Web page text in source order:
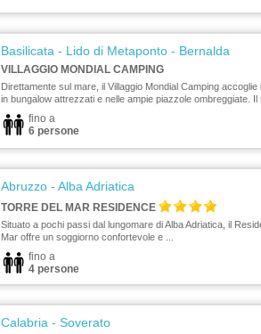
Basilicata - Lido di Metaponto - Bernalda
VILLAGGIO MONDIAL CAMPING
Direttamente sul mare, il Villaggio Mondial Camping accoglie
in bungalow attrezzati e nelle ampie piazzole ombreggiate. Il
fino a
6 persone
Abruzzo- Alba Adriatica
TORRE DEL MAR RESIDENCE
Situato a pochi passi dal lungomare di Alba Adriatica, il
Mar offre un soggiorno confortevole e ...
fino a
4 persone
Calabria - Soverato